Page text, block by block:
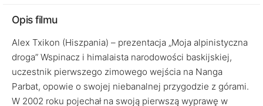
Opis filmu
Alex Txikon (Hiszpania) – prezentacja „Moja alpinistyczna
droga” Wspinacz i himalaista narodowości baskijskiej,
uczestnik pierwszego zimowego wejścia na Nanga
Parbat, opowie o swojej niebanalnej przygodzie z górami.
W 2002 roku pojechał na swoją pierwszą wyprawę w